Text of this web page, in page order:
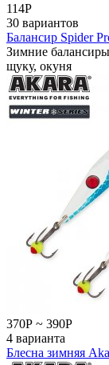
114Р
30 вариантов
Балансир Spider
Зимние
щуку, окуня
370Р ~ 390Р
4 варианта
Блесна зимняя